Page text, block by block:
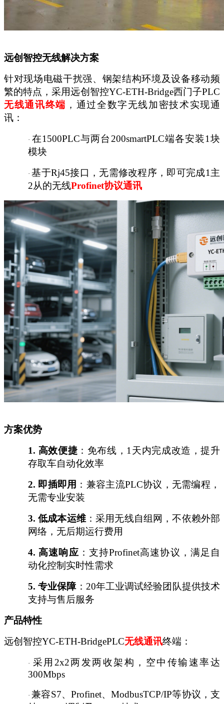
远创智控无线解决方案
针对现场电磁干扰强、钢架结构环境及设备移动频
繁的特点，采用远创智控YC-ETH-Bridge西门子PLC
无线通讯终端 ，通过全数字无线加密技术实现通
讯：
·在1500PLC与两台200smartPLC端各安装1块
模块
·基于Rj45接口，无需修改程序，即可完成1主
2从的无线Profinet协议通讯
方案优势
1. 高效便捷 ：免布线， 1天内完成改造，提升
存取车自动化效率
2. 即插即用 ：兼容主流PLC协议，无需编程，
无需专业安装
3.低成本运维：采用无线自组网，不依赖外部
网络，无后期运行费用
4.高速响应 ：支持Profinet高速协议，满足自
动化控制实时性需求
5.专业保障： 20年工业调试经验团队提供技术
支持与售后服务
产品特性
远创智控YC-ETH-BridgePLC无线通讯终端：
· 采用 2x2两发两收架构，空中传输速率达
300Mbps
·兼容S7、Profinet、ModbusTCP/IP等协议，支